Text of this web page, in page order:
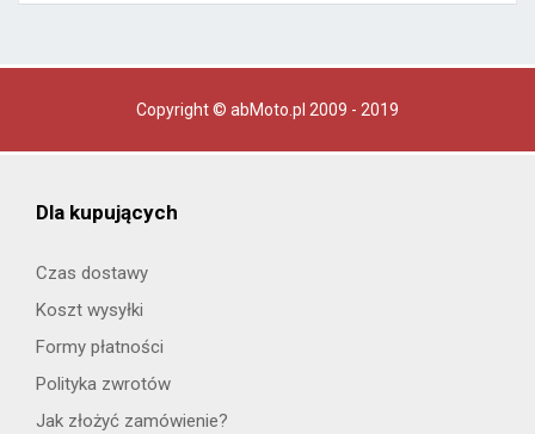
Copyright © abMoto.pl 2009 - 2019
Dla kupujących
Czas dostawy
Koszt wysyłki
Formy płatności
Polityka zwrotów
Jak złożyć zamówienie?